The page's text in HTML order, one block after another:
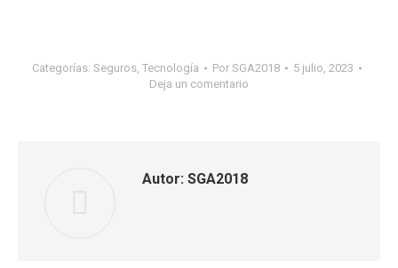
Categorías: Seguros, Tecnología Por SGA2018
5 julio, 2023
Deja un comentario
Autor: SGA2018